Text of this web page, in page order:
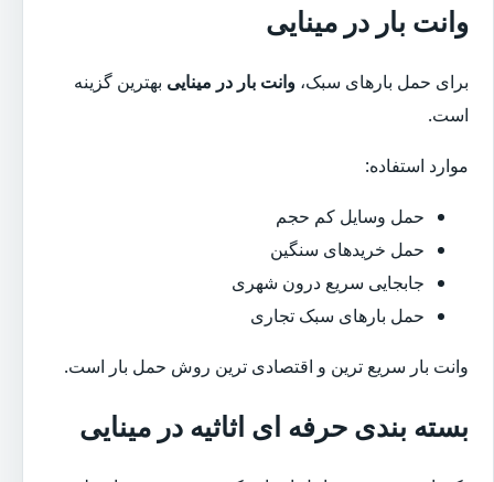
وانت بار در مینایی
برای حمل بارهای سبک، وانت بار در مینایی بهترین گزینه
است.
موارد استفاده:
حمل وسایل کم حجم
حمل خریدهای سنگین
جابجایی سریع درون شهری
حمل بارهای سبک تجاری
وانت بار سریع ترین و اقتصادی ترین روش حمل بار است.
بسته بندی حرفه ای اثاثیه در مینایی